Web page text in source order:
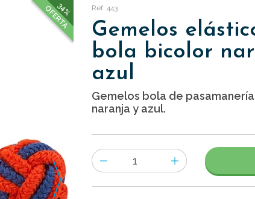
34%
OFERTA Ref: 443
Gemelos
bola bicolor
azul
Gemelos bola de
naranja y azul.
Número
de
artículos